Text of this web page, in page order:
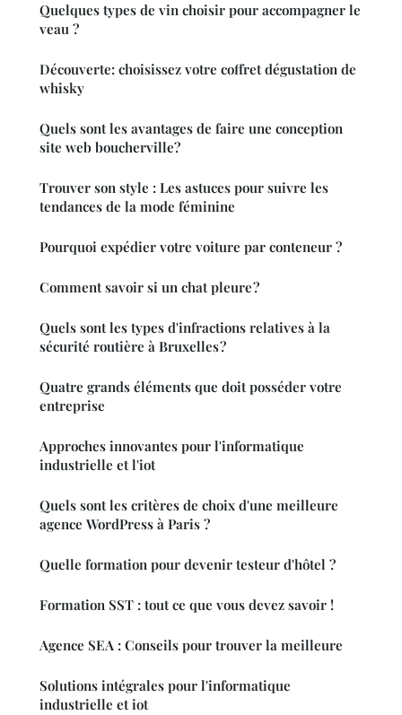
Quelques types de vin choisir pour accompagner le
veau ?
Découverte: choisissez votre coffret dégustation de
whisky
Quels sont les avantages de faire une conception
site web boucherville?
Trouver son style : Les astuces pour suivre les
tendances de la mode féminine
Pourquoi expédier votre voiture par conteneur ?
Comment savoir si un chat pleure ?
Quels sont les types d'infractions relatives à la
sécurité routière à Bruxelles ?
Quatre grands éléments que doit posséder votre
entreprise
Approches innovantes pour l'informatique
industrielle et l'iot
Quels sont les critères de choix d'une meilleure
agence WordPress à Paris ?
Quelle formation pour devenir testeur d'hôtel ?
Formation SST : tout ce que vous devez savoir !
Agence SEA : Conseils pour trouver la meilleure
Solutions intégrales pour l'informatique
industrielle et iot